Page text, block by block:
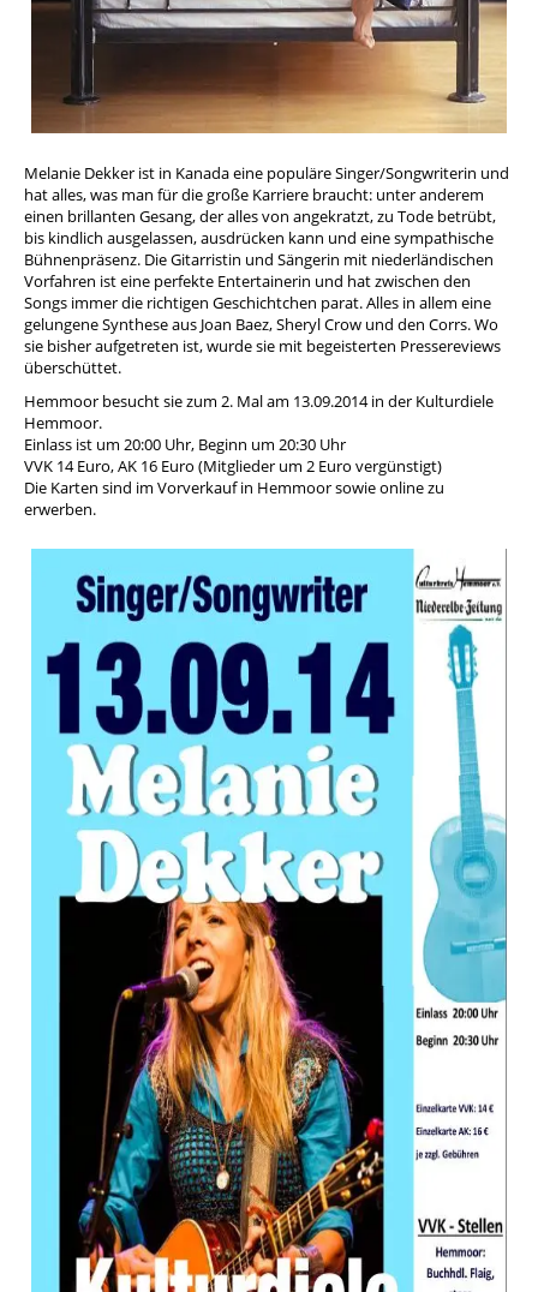
Melanie Dekker ist in Kanada eine populäre Singer/Songwriterin und
hat alles, was man für die große Karriere braucht: unter anderem
einen brillanten Gesang, der alles von angekratzt, zu Tode betrübt,
bis kindlich ausgelassen, ausdrücken kann und eine sympathische
Bühnenpräsenz. Die Gitarristin und Sängerin mit niederländischen
Vorfahren ist eine perfekte Entertainerin und hat zwischen den
Songs immer die richtigen Geschichtchen parat. Alles in allem eine
gelungene Synthese aus Joan Baez, Sheryl Crow und den Corrs. Wo
sie bisher aufgetreten ist, wurde sie mit begeisterten Pressereviews
überschüttet.
Hemmoor besucht sie zum 2. Mal am 13.09.2014 in der Kulturdiele
Hemmoor.
Einlass ist um 20:00 Uhr, Beginn um 20:30 Uhr
VVK 14 Euro, AK 16 Euro (Mitglieder um 2 Euro vergünstigt)
Die Karten sind im Vorverkauf in Hemmoor sowie online zu
erwerben.